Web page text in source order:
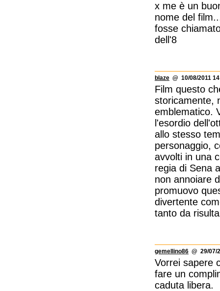
x me è un
nome del
fosse
dell'8
blaze @ 10/08/2011
Film questo
storicamente,
emblematico.
l'esordio
allo stesso
personaggio,
avvolti in una
regia di Sena
non annoiare
promuovo
divertente
tanto da
gemellino86 @ 29/07/
Vorrei sapere
fare un
caduta libera.